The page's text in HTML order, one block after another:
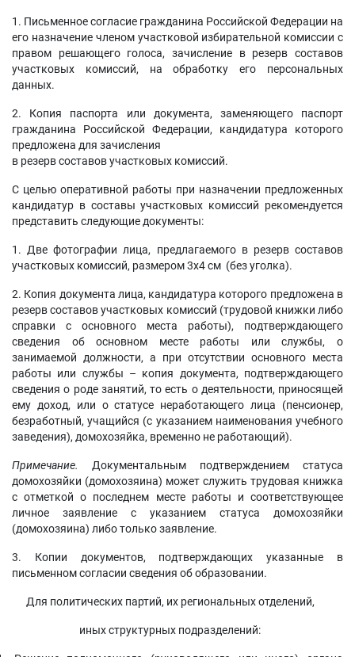
1. Письменное согласие гражданина Российской Федерации на
его назначение членом участковой избирательной комиссии с
правом решающего голоса, зачисление в резерв составов
участковых комиссий, на обработку его персональных
данных.
2. Копия паспорта или документа, заменяющего паспорт
гражданина Российской Федерации, кандидатура которого
предложена для зачисления
в резерв составов участковых комиссий.
С целью оперативной работы при назначении предложенных
кандидатур в составы участковых комиссий рекомендуется
представить следующие документы:
1. Две фотографии лица, предлагаемого в резерв составов
участковых комиссий, размером 3х4 см (без уголка).
2. Копия документа лица, кандидатура которого предложена в
резерв составов участковых комиссий (трудовой книжки либо
справки с основного места работы), подтверждающего
сведения об основном месте работы или службы, о
занимаемой должности, а при отсутствии основного места
работы или службы – копия документа, подтверждающего
сведения о роде занятий, то есть о деятельности, приносящей
ему доход, или о статусе неработающего лица (пенсионер,
безработный, учащийся (с указанием наименования учебного
заведения), домохозяйка, временно не работающий).
Примечание.
Документальным подтверждением статуса
домохозяйки (домохозяина) может служить трудовая книжка
с отметкой о последнем месте работы и соответствующее
личное заявление с указанием статуса домохозяйки
(домохозяина) либо только заявление.
3. Копии документов, подтверждающих указанные в
письменном согласии сведения об образовании.
Для политических партий, их региональных отделений,
иных структурных подразделений: